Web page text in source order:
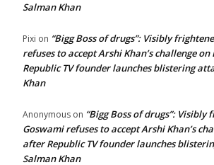
Salman Khan
Pixi on “Bigg Boss of drugs”: Visibly
refuses to accept Arshi Khan’s challenge on
Republic TV founder launches blistering
Khan
Anonymous on “Bigg Boss of drugs”:
Goswami refuses to accept Arshi Khan’s
after Republic TV founder launches
Salman Khan